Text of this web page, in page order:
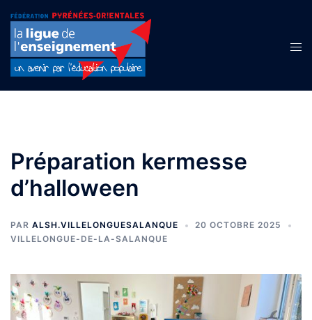
contenu
Préparation kermesse
d’halloween
PAR ALSH.VILLELONGUESALANQUE
20 OCTOBRE 2025
VILLELONGUE-DE-LA-SALANQUE